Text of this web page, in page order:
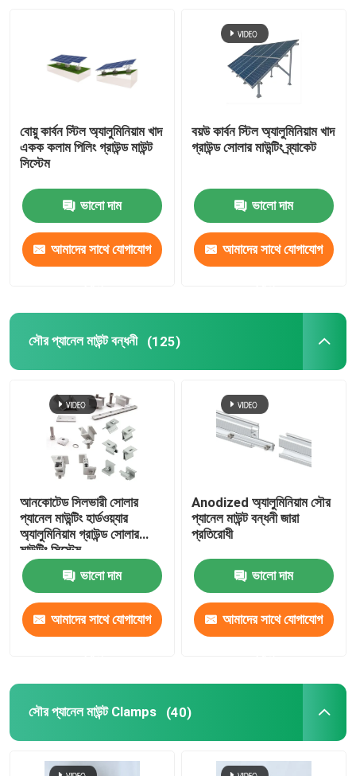
পণ্য
ভিডিও
বোয়ু কার্বন স্টিল অ্যালুমিনিয়াম খাদ
একক কলাম পিলিং গ্রাউন্ড মাউন্ট
সিস্টেম
ভালো দাম
আমাদের সাথে যোগাযোগ
বয়উ কার্বন স্টিল অ্যালুমিনিয়াম খাদ
গ্রাউন্ড সোলার মাউন্টিং ব্র্যাকেট
ভালো দাম
আমাদের সাথে যোগাযোগ
সৌর প্যানেল মাউন্ট বন্ধনী (125)
আনকোটেড সিলভারী সোলার
প্যানেল মাউন্টিং হার্ডওয়্যার
অ্যালুমিনিয়াম গ্রাউন্ড সোলার
মাউন্টিং সিস্টেম
ভালো দাম
আমাদের সাথে যোগাযোগ
Anodized অ্যালুমিনিয়াম সৌর
প্যানেল মাউন্ট বন্ধনী জারা
প্রতিরোধী
ভালো দাম
আমাদের সাথে যোগাযোগ
সৌর প্যানেল মাউন্ট Clamps (40)